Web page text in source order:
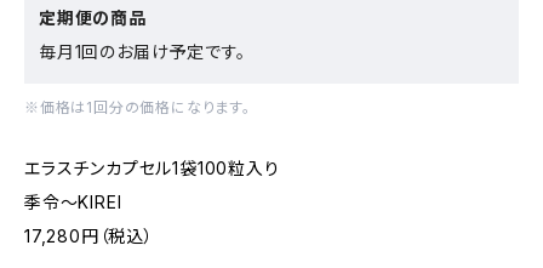
定期便の商品
毎月1回のお届け予定です。
※価格は1回分の価格になります。
エラスチンカプセル1袋100粒入り
季令〜KIREI
17,280円（税込）